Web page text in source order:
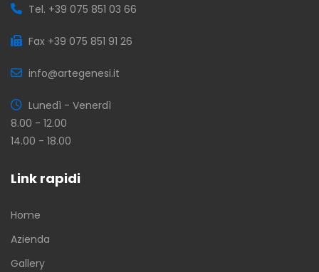
Tel. +39 075 851 03 66
Fax +39 075 851 91 26
info@artegenesi.it
Lunedì - Venerdì
8.00 - 12.00
14.00 - 18.00
Link rapidi
Home
Azienda
Gallery